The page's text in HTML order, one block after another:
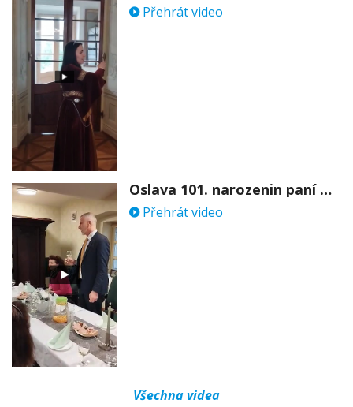
Přehrát video
Oslava 101. narozenin paní Věry Skořepové
Přehrát video
Všechna videa